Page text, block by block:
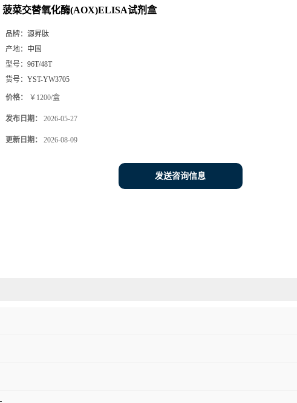
菠菜交替氧化酶(AOX)ELISA试剂盒
品牌： 源昇肽
产地： 中国
型号： 96T/48T
货号： YST-YW3705
价格： ￥1200/盒
发布日期： 2026-05-27
更新日期： 2026-08-09
发送咨询信息